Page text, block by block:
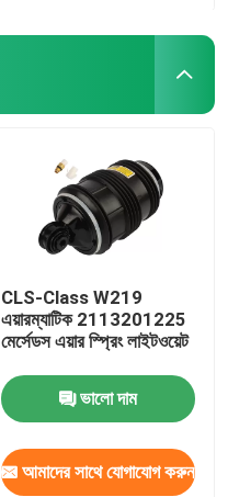
CLS-Class W219
এয়ারম্যাটিক 2113201225
মের্সেডস এয়ার স্প্রিং লাইটওয়েট
ভালো দাম
আমাদের সাথে যোগাযোগ করুন